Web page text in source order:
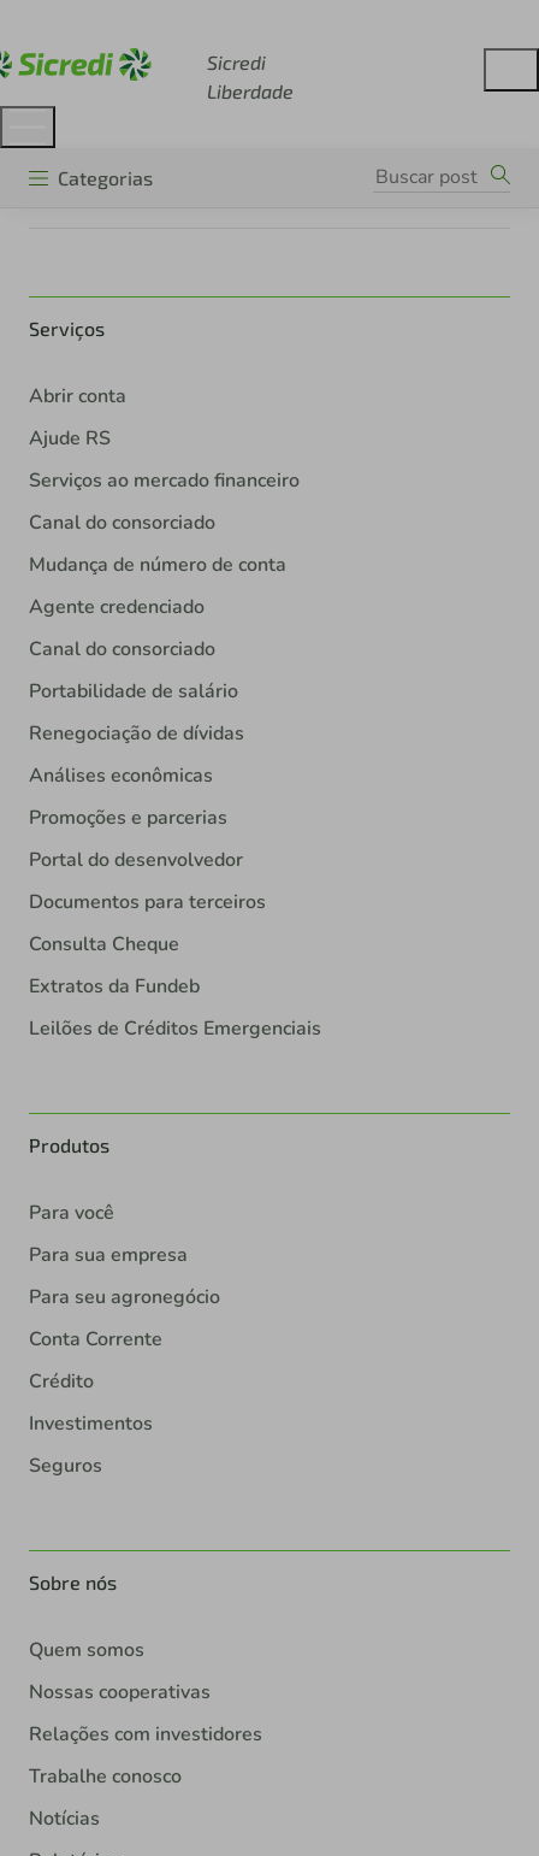
Sicredi
Liberdade
Categorias
Serviços
Abrir conta
Ajude RS
Serviços ao mercado financeiro
Canal do consorciado
Mudança de número de conta
Agente credenciado
Canal do consorciado
Portabilidade de salário
Renegociação de dívidas
Análises econômicas
Promoções e parcerias
Portal do desenvolvedor
Documentos para terceiros
Consulta Cheque
Extratos da Fundeb
Leilões de Créditos Emergenciais
Produtos
Para você
Para sua empresa
Para seu agronegócio
Conta Corrente
Crédito
Investimentos
Seguros
Sobre nós
Quem somos
Nossas cooperativas
Relações com investidores
Trabalhe conosco
Notícias